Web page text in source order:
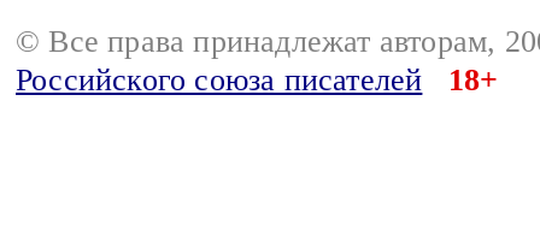
© Все права принадлежат авторам,
Российского союза писателей
18+